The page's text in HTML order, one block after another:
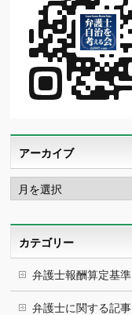
アーカイブ
ア
ー
カ
カテゴリー
弁護士報酬算定基準
弁護士に関する記事